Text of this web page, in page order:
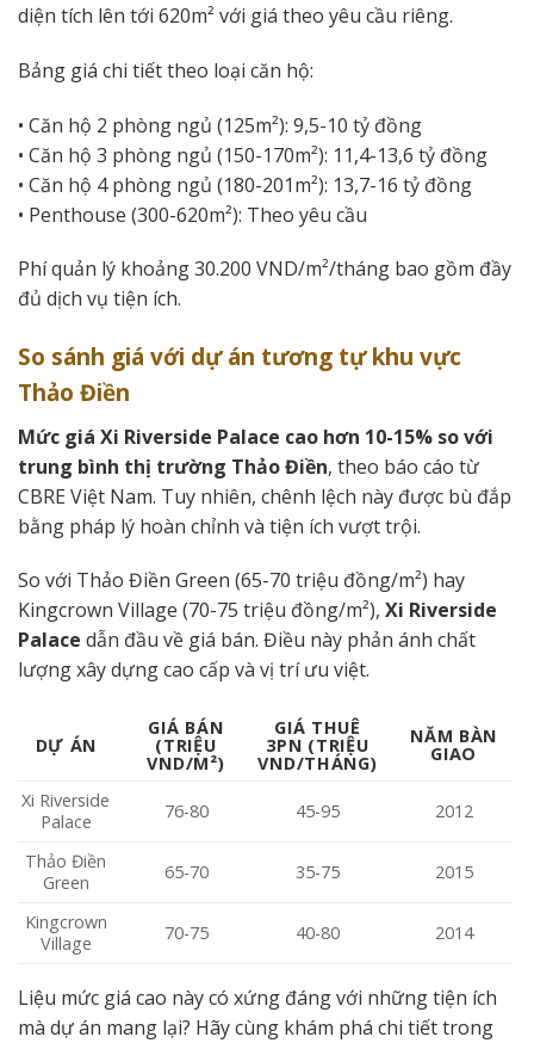
diện tích lên tới 620m² với giá theo yêu cầu riêng.
Bảng giá chi tiết theo loại căn hộ:
• Căn hộ 2 phòng ngủ (125m²): 9,5-10 tỷ đồng
• Căn hộ 3 phòng ngủ (150-170m²): 11,4-13,6 tỷ đồng
• Căn hộ 4 phòng ngủ (180-201m²): 13,7-16 tỷ đồng
• Penthouse (300-620m²): Theo yêu cầu
Phí quản lý khoảng 30.200 VND/m²/tháng bao gồm đầy
đủ dịch vụ tiện ích.
So sánh giá với dự án tương tự khu vực
Thảo Điền
Mức giá Xi Riverside Palace cao hơn 10-15% so với
trung bình thị trường Thảo Điền, theo báo cáo từ
CBRE Việt Nam. Tuy nhiên, chênh lệch này được bù đắp
bằng pháp lý hoàn chỉnh và tiện ích vượt trội.
So với Thảo Điền Green (65-70 triệu đồng/m²) hay
Kingcrown Village (70-75 triệu đồng/m²), Xi Riverside
Palace dẫn đầu về giá bán. Điều này phản ánh chất
lượng xây dựng cao cấp và vị trí ưu việt.
DỰ ÁN
GIÁ BÁN
(TRIỆU
VND/M²)
GIÁ THUÊ
3PN (TRIỆU
VND/THÁNG)
NĂM BÀN
GIAO
Xi Riverside
Palace
76-80 45-95 2012
Thảo Điền
Green
65-70 35-75 2015
Kingcrown
Village
70-75 40-80 2014
Liệu mức giá cao này có xứng đáng với những tiện ích
mà dự án mang lại? Hãy cùng khám phá chi tiết trong